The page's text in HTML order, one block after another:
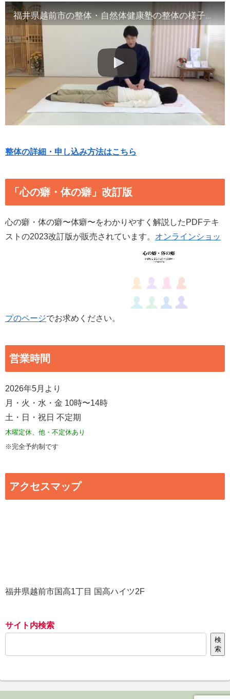
福井県越前市の整体・自然体健康塾の整体の様子（2）腹部や首など
整体の詳細・申し込み方法はこちら
「心の癖・体の癖」改訂版
心の癖・体の癖〜体癖〜をわかりやすく解説したPDFテキ
ストの2023改訂版が販売されています。 オンラインショッ
プのページでお求めください。
営業時間
2026年5月より
月・火・水・金 10時〜14時
土・日・祝日 不定期
木曜定休、他・不定休あり
※完全予約制です
アクセスマップ
福井県越前市国高1丁目 国高ハイツ2F
サイト内検索
検
索